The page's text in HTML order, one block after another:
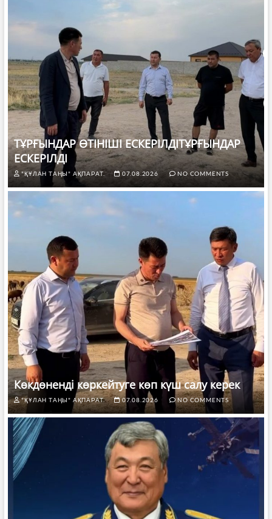
ТҰРҒЫНДАР ӨТІНІШІ ЕСКЕРІЛДІТҰРҒЫНДАР
ЕСКЕРІЛДІ
"ҚҰЛАН ТАҢЫ" АҚПАРАТ. 07.08.2026 NO COMMENTS
Көкдөненді көркейтуге көп күш салу керек
"ҚҰЛАН ТАҢЫ" АҚПАРАТ. 07.08.2026 NO COMMENTS